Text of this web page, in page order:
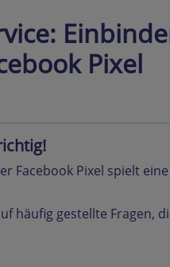
Pixel
Facebook Pixel spielt
häufig gestellte Fragen,